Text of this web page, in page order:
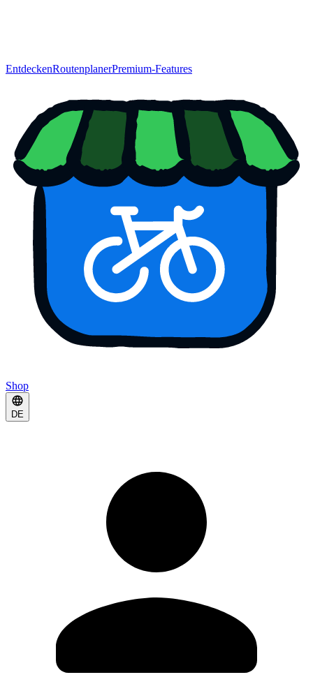
EntdeckenRoutenplanerPremium-Features
Shop
DE